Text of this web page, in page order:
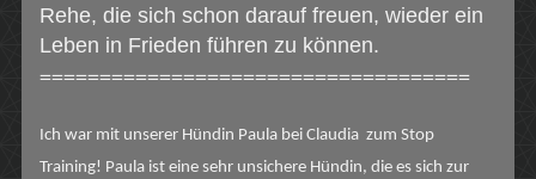
Rehe, die sich schon darauf freuen, wieder ein
Leben in Frieden führen zu können.
====================================
Ich war mit unserer Hündin Paula bei Claudia zum Stop
Training! Paula ist eine sehr unsichere Hündin, die es sich zur